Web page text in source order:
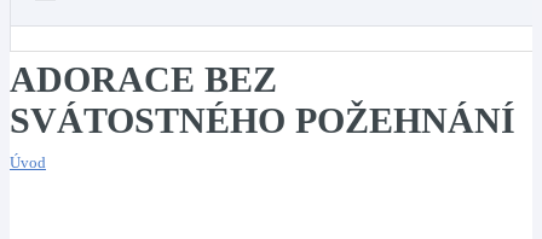
ADORACE BEZ
SVÁTOSTNÉHO POŽEHNÁNÍ
Úvod